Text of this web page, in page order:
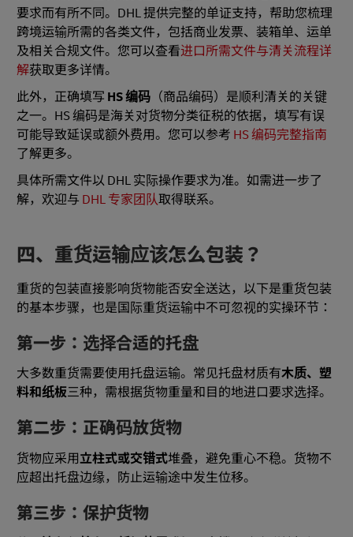
要求而有所不同。DHL 提供完整的单证支持，帮助您梳理
跨境运输所需的各类文件，包括商业发票、装箱单、运单
及相关合规文件。您可以查看进口所需文件与清关流程详
解获取更多详情。
此外，正确填写 HS 编码 （商品编码）是顺利清关的关键
之一。HS 编码是海关对货物分类征税的依据，填写有误
可能导致延误或额外费用。您可以参考 HS 编码完整指南
了解更多。
具体所需文件以 DHL 实际操作要求为准。如需进一步了
解，欢迎与 DHL 专家团队取得联系。
四、重货运输应该怎么包装？
重货的包装直接影响货物能否安全送达，以下是重货包装
的基本步骤，也是国际重货运输中不可忽视的实操环节：
第一步：选择合适的托盘
大多数重货需要使用托盘运输。常见托盘材质有木质、塑
料和纸板三种，需根据货物重量和目的地进口要求选择。
第二步：正确码放货物
货物应采用立柱式或交错式堆叠，避免重心不稳。货物不
应超出托盘边缘，防止运输途中发生位移。
第三步：保护货物